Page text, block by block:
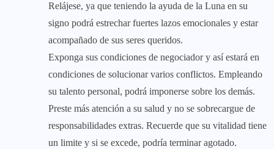
Relájese, ya que teniendo la ayuda de la Luna en su
signo podrá estrechar fuertes lazos emocionales y estar
acompañado de sus seres queridos.
Exponga sus condiciones de negociador y así estará en
condiciones de solucionar varios conflictos. Empleando
su talento personal, podrá imponerse sobre los demás.
Preste más atención a su salud y no se sobrecargue de
responsabilidades extras. Recuerde que su vitalidad tiene
un limite y si se excede, podría terminar agotado.